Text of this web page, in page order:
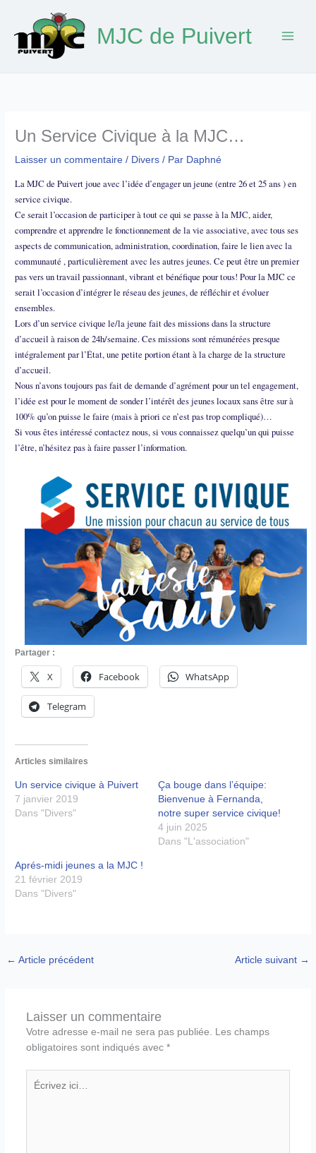
contenu
MJC de Puivert
Un Service Civique à la MJC…
Laisser un commentaire / Divers / Par Daphné
La MJC de Puivert joue avec l’idée d’engager un jeune (entre 26 et 25 ans ) en
service civique.
Ce serait l’occasion de participer à tout ce qui se passe à la MJC, aider,
comprendre et apprendre le fonctionnement de la vie associative, avec tous ses
aspects de communication, administration, coordination, faire le lien avec la
communauté , particulièrement avec les autres jeunes. Ce peut être un premier
pas vers un travail passionnant, vibrant et bénéfique pour tous! Pour la MJC ce
serait l’occasion d’intégrer le réseau des jeunes, de réfléchir et évoluer
ensembles.
Lors d’un service civique le/la jeune fait des missions dans la structure
d’accueil à raison de 24h/semaine. Ces missions sont rémunérées presque
intégralement par l’État, une petite portion étant à la charge de la structure
d’accueil.
Nous n’avons toujours pas fait de demande d’agrément pour un tel engagement,
l’idée est pour le moment de sonder l’intérêt des jeunes locaux sans être sur à
100% qu’on puisse le faire (mais à priori ce n’est pas trop compliqué)…
Si vous êtes intéressé contactez nous, si vous connaissez quelqu’un qui puisse
l’être, n’hésitez pas à faire passer l’information.
Partager :
X Facebook WhatsApp
Telegram
Articles similaires
Un service civique à Puivert
7 janvier 2019
Dans "Divers"
Ça bouge dans l’équipe:
Bienvenue à Fernanda,
notre super service civique!
4 juin 2025
Dans "L'association"
Aprés-midi jeunes a la MJC !
21 février 2019
Dans "Divers"
← Article précédent Article suivant →
Laisser un commentaire
Votre adresse e-mail ne sera pas publiée.
Les champs
obligatoires sont indiqués avec *
ici…